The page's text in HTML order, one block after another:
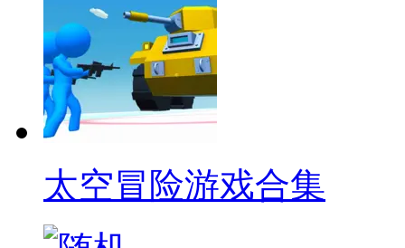
太空冒险游戏合集